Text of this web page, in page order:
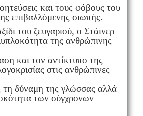
και τους φόβους του
επιβαλλόμενης σιωπής.
του ζευγαριού, ο Στάινερ
της ανθρώπινης
και τον αντίκτυπο της
στις ανθρώπινες
τη δύναμη της γλώσσας αλλά
των σύγχρονων